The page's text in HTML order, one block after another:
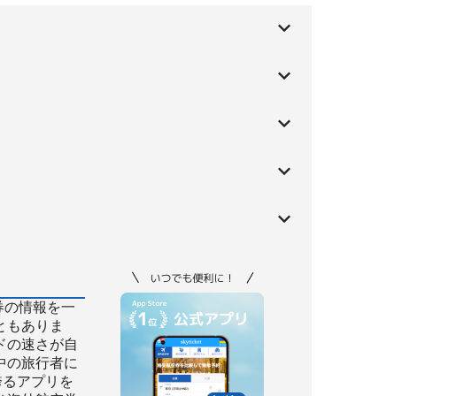
情報を一
もありま
の速さが自
の旅行者に
アプリを